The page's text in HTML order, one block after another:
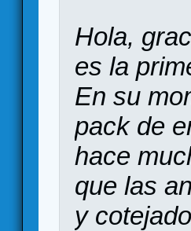
Hola,
es la
En su
pack de
hace
que las
y